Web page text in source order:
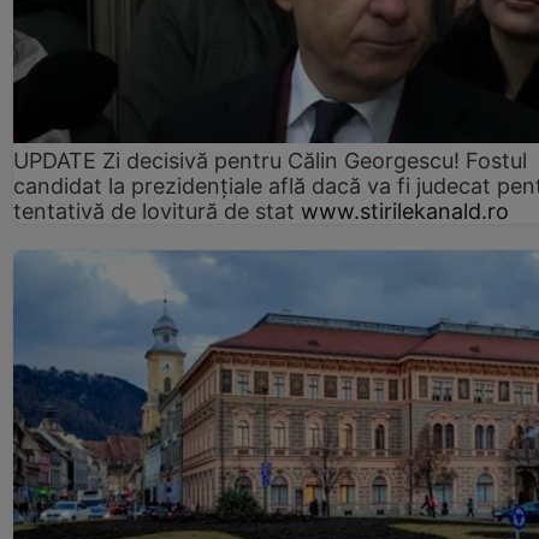
UPDATE Zi decisivă pentru Călin Georgescu! Fostul
candidat la prezidențiale află dacă va fi judecat
tentativă de lovitură de stat www.stirilekanald.ro